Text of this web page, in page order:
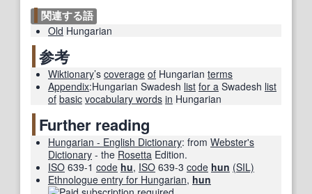
関連する語
Old Hungarian
参考
Wiktionary’s coverage of Hungarian terms
Appendix:Hungarian Swadesh list for a Swadesh list
of basic vocabulary words in Hungarian
Further reading
Hungarian - English Dictionary: from Webster's
Dictionary - the Rosetta Edition.
ISO 639-1 code hu, ISO 639-3 code hun (SIL)
Ethnologue entry for Hungarian, hun